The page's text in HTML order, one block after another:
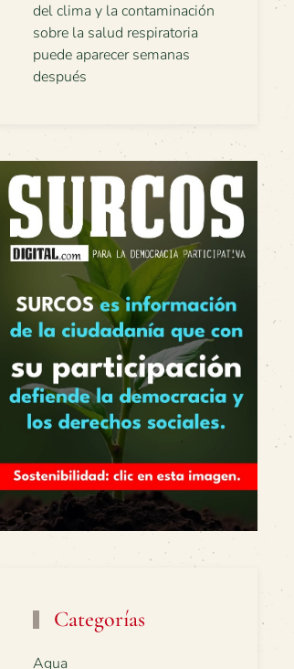
del clima y la contaminación
sobre la salud respiratoria
puede aparecer semanas
después
Categorías
Agua